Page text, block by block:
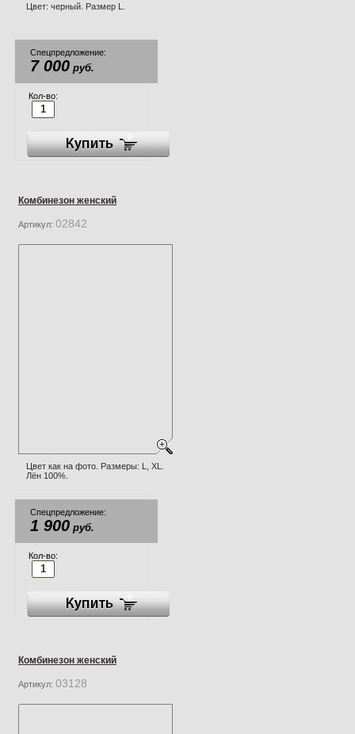
Цвет: черный. Размер L.
Спецпредложение:
7 000 руб.
Кол-во:
Комбинезон женский
Артикул: 02842
Цвет как на фото. Размеры: L, XL.
Лён 100%.
Спецпредложение:
1 900 руб.
Кол-во:
Комбинезон женский
Артикул: 03128